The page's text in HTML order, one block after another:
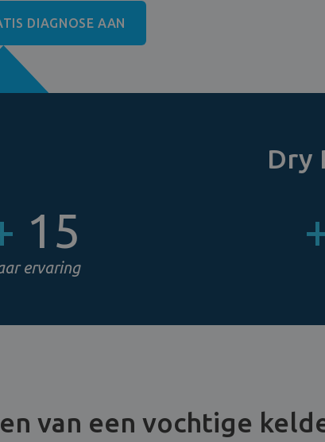
DIAGNOSE AAN
Dry
15
ervaring
van een vochtige